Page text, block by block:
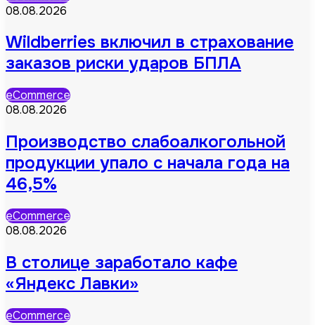
08.08.2026
Wildberries включил в страхование
заказов риски ударов БПЛА
eCommerce
08.08.2026
Производство слабоалкогольной
продукции упало с начала года на
46,5%
eCommerce
08.08.2026
В столице заработало кафе
«Яндекс Лавки»
eCommerce